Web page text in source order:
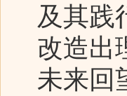
及其践
改造出
未来回